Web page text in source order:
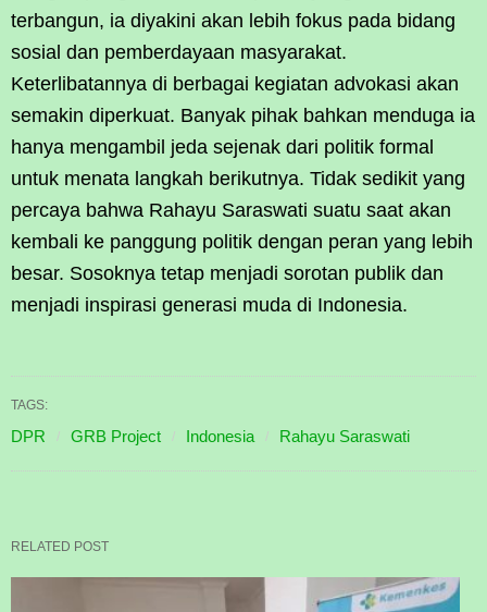
terbangun, ia diyakini akan lebih fokus pada bidang
sosial dan pemberdayaan masyarakat.
Keterlibatannya di berbagai kegiatan advokasi akan
semakin diperkuat. Banyak pihak bahkan menduga ia
hanya mengambil jeda sejenak dari politik formal
untuk menata langkah berikutnya. Tidak sedikit yang
percaya bahwa Rahayu Saraswati suatu saat akan
kembali ke panggung politik dengan peran yang lebih
besar. Sosoknya tetap menjadi sorotan publik dan
menjadi inspirasi generasi muda di Indonesia.
TAGS:
DPR GRB Project Indonesia Rahayu Saraswati
RELATED POST